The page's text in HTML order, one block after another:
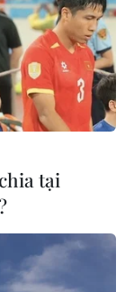
EVN chịu
(EVN)
báo cáo và
theo yêu
tại